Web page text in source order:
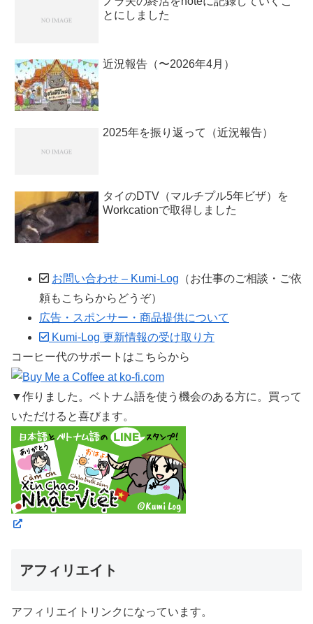
とにしました
近況報告（〜2026年4月）
2025年を振り返って（近況報告）
タイのDTV（マルチプル5年ビザ）を
Workcationで取得しました
お問い合わせ – Kumi-Log （お仕事のご相談・ご依
頼もこちらからどうぞ）
広告・スポンサー・商品提供について
Kumi-Log 更新情報の受け取り方
コーヒー代のサポートはこちらから
▼作りました。ベトナム語を使う機会のある方に。買って
いただけると喜びます。
アフィリエイト
アフィリエイトリンクになっています。